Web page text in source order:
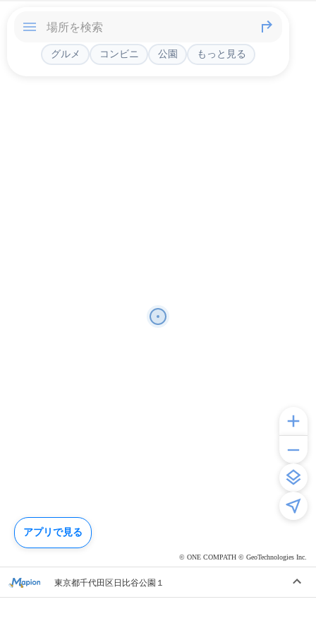
© ONE COMPATH © GeoTechnologies Inc.
グルメ コンビニ 公園 もっと見る
東京都千代田区日比谷公園１
アプリで見る